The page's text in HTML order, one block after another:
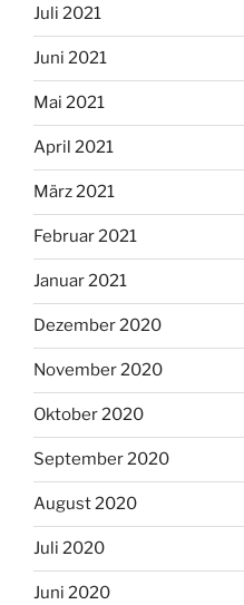
Juli 2021
Juni 2021
Mai 2021
April 2021
März 2021
Februar 2021
Januar 2021
Dezember 2020
November 2020
Oktober 2020
September 2020
August 2020
Juli 2020
Juni 2020